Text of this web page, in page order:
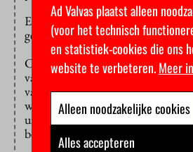
En studenten staan bovendien
gesprekken over een
CNV-onderhandelaar Mirjam van
vakbond moeten we het hebben
van leden. Studenten zijn vaak
weinig en ze zijn maar kort bij een
uiteindelijk dus afhankelijk van de
bedrijven.”
Ad Valvas plaatst alleen
(voor het technisch
en statistiek-cookies die ons
website te verbeteren.Meer
Alleen noodzakelijke cookies
Alles accepteren